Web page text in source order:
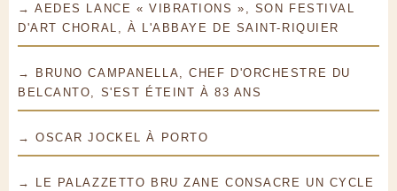
→ AEDES LANCE « VIBRATIONS », SON FESTIVAL
D'ART CHORAL, À L'ABBAYE DE SAINT-RIQUIER
→ BRUNO CAMPANELLA, CHEF D'ORCHESTRE DU
BELCANTO, S'EST ÉTEINT À 83 ANS
→ OSCAR JOCKEL À PORTO
→ LE PALAZZETTO BRU ZANE CONSACRE UN CYCLE